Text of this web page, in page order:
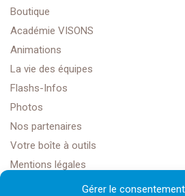
Gérer le
Boutique
Académie VISONS
Animations
La vie des équipes
Flashs-Infos
Photos
Nos partenaires
Votre boîte à outils
Mentions légales